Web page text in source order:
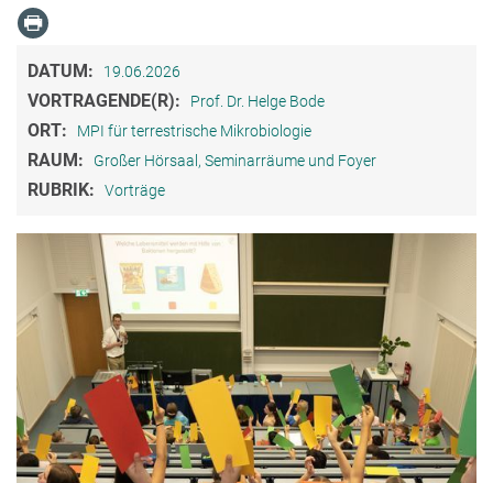
DATUM: 19.06.2026
VORTRAGENDE(R): Prof. Dr. Helge Bode
ORT: MPI für terrestrische Mikrobiologie
RAUM: Großer Hörsaal, Seminarräume und Foyer
RUBRIK: Vorträge